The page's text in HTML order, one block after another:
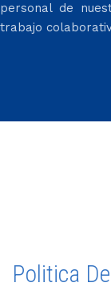
personal de
trabajo
Politica